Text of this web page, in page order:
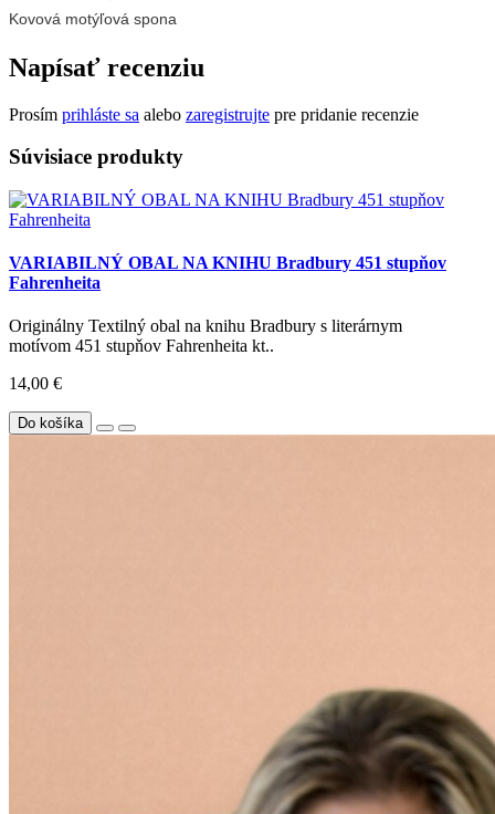
Kovová motýľová spona
Napísať recenziu
Prosím prihláste sa alebo zaregistrujte pre pridanie recenzie
Súvisiace produkty
VARIABILNÝ OBAL NA KNIHU Bradbury 451 stupňov
Fahrenheita
Originálny Textilný obal na knihu Bradbury s literárnym
motívom 451 stupňov Fahrenheita kt..
14,00 €
Do košíka